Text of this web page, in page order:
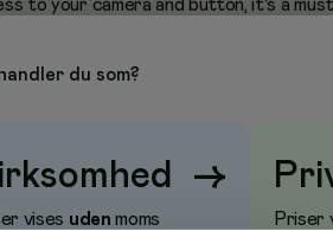
to your camera and button, it‘s a
a secure grip, whether you‘re
strap with carabiners allows you to
on the go. Its universal design and the
range of users – from professionals to
be installed in the car so that users
to boosteveryone's convenience
ALL TABLETS UP TO 11" SECURE
PORTS REMAIN FREE AND
TO THE BACK SEAT
du som?
→
vises uden moms Priser